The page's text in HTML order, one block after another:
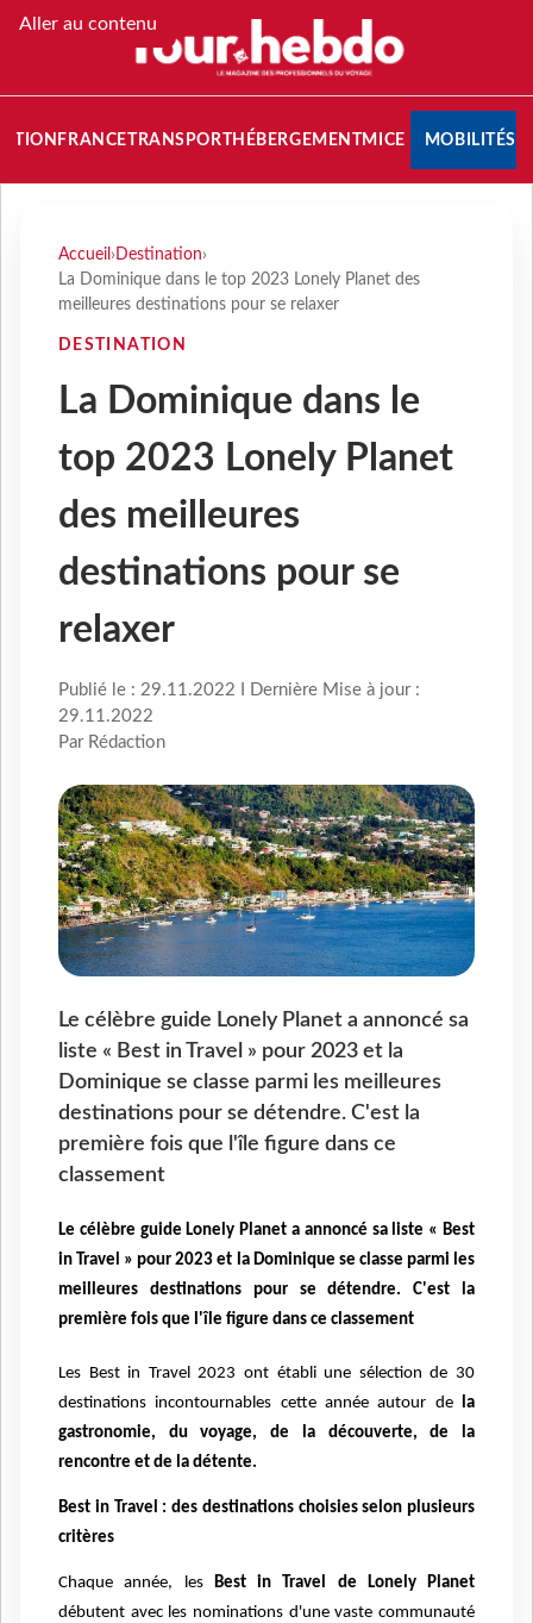
Aller au contenu
FRANCETRANSPORT HÉBERGEMENTMICE MOBILITÉS
Accueil › Destination›
La Dominique dans le top 2023 Lonely Planet des
meilleures destinations pour se relaxer
DESTINATION
La Dominique dans le
top 2023 Lonely Planet
des meilleures
destinations pour se
relaxer
Publié le : 29.11.2022 I Dernière Mise à jour :
29.11.2022
Par Rédaction
Le célèbre guide Lonely Planet a annoncé sa
liste « Best in Travel » pour 2023 et la
Dominique se classe parmi les meilleures
destinations pour se détendre. C'est la
première fois que l'île figure dans ce
classement
Le célèbre guide Lonely Planet a annoncé sa liste « Best
in Travel » pour 2023 et la Dominique se classe parmi les
meilleures destinations pour se détendre. C'est la
première fois que l'île figure dans ce classement
Les Best in Travel 2023 ont établi une sélection de 30
destinations incontournables cette année autour dela
gastronomie, du voyage, de la découverte, de la
rencontre et de la détente.
Best in Travel : des destinations choisies selon plusieurs
critères
Chaque année, les
Best in Travel de Lonely Planet
débutent avec les nominations d'une vaste communauté